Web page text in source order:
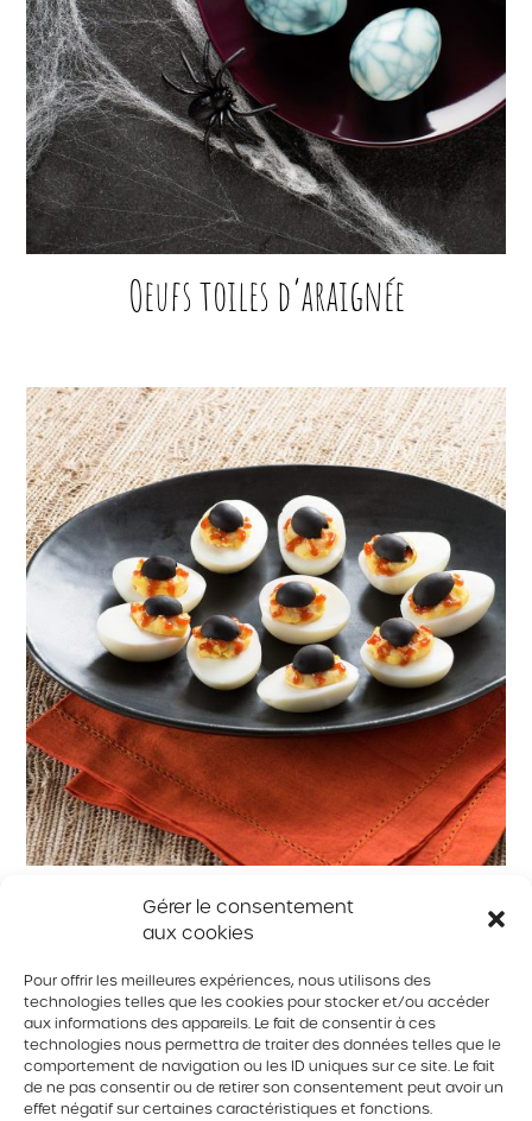
Gérer le consentement
aux cookies
Pour offrir les meilleures expériences, nous utilisons des
technologies telles que les cookies pour stocker et/ou accéder
aux informations des appareils. Le fait de consentir à ces
technologies nous permettra de traiter des données telles que le
comportement de navigation ou les ID uniques sur ce site. Le fait
de ne pas consentir ou de retirer son consentement peut avoir un
effet négatif sur certaines caractéristiques et fonctions.
Oeufs toiles d’araignée
Y’oeufs de tritons injectés de sang
© 2026 Tous droits réservés. Fédération des producteurs d’oeufs
du Québec
Politique de confidentialité